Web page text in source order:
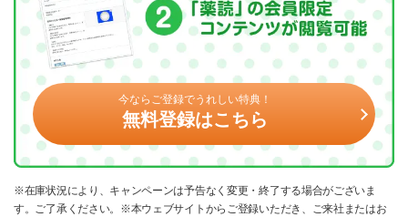
今ならご登録でうれしい特典！
無料登録はこちら
※在庫状況により、キャンペーンは予告なく変更・終了する場合がございま
す。ご了承ください。※本ウェブサイトからご登録いただき、ご来社またはお